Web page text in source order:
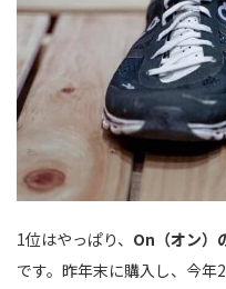
1位はやっぱり、 On（オン）
です。昨年末に購入し、今